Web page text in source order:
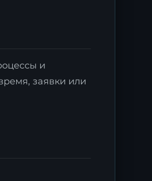
и
заявки или